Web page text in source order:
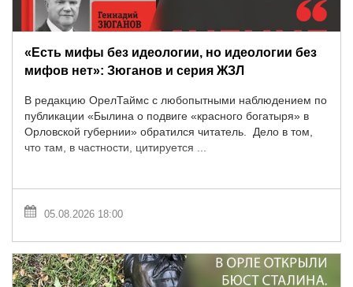
«Есть мифы без идеологии, но идеологии без
мифов нет»: Зюганов и серия ЖЗЛ
В редакцию ОрелТаймс с любопытными наблюдением по
публикации «Былина о подвиге «красного богатыря» в
Орловской губернии» обратился читатель. Дело в том,
что там, в частности, цитируется ...
05.08.2026 18:00